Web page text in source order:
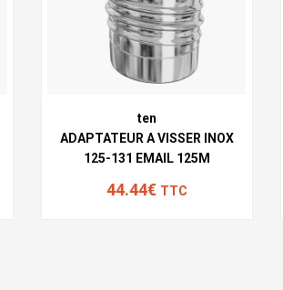
ten
ADAPTATEUR A VISSER INOX
125-131 EMAIL 125M
44.44€ TTC